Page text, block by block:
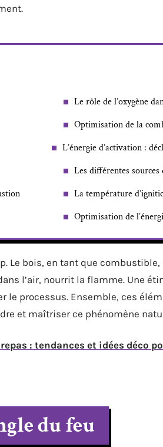
Le rôle de l’oxygène
Optimisation de la
L’énergie d’activation :
Les différentes sources
La température
Optimisation de
Le bois, en tant que
l’air, nourrit la flamme. Une
le processus. Ensemble, ces
et maîtriser ce phénomène
: tendances et idées déco
du feu